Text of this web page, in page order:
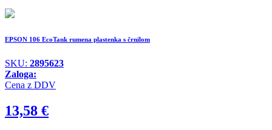
EPSON 106 EcoTank rumena plastenka s črnilom
SKU: 2895623
Zaloga:
Cena z DDV
13,58 €